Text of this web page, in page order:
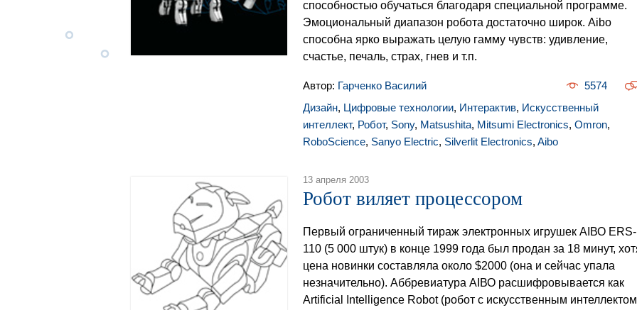
способностью обучаться благодаря специальной программе.
Эмоциональный диапазон робота достаточно широк. Aibo
способна ярко выражать целую гамму чувств: удивление,
счастье, печаль, страх, гнев и т.п.
Автор: Гарченко Василий
5574
Дизайн, Цифровые технологии, Интерактив, Искусственный
интеллект, Робот, Sony, Matsushita, Mitsumi Electronics, Omron,
RoboScience, Sanyo Electric, Silverlit Electronics, Aibo
13 апреля 2003
Робот виляет процессором
Первый ограниченный тираж электронных игрушек АIВО ЕRS-
110 (5 000 штук) в конце 1999 года был продан за 18 минут,
цена новинки составляла около $2000 (она и сейчас упала
незначительно). Аббревиатура АIВО расшифровывается как
Аrtificial Intelligence Rоbot (робот с искусственным